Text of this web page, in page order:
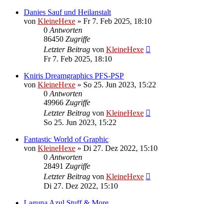
Danies Sauf und Heilanstalt
von KleineHexe » Fr 7. Feb 2025, 18:10
0 Antworten
86450 Zugriffe
Letzter Beitrag von KleineHexe
Fr 7. Feb 2025, 18:10
Kniris Dreamgraphics PFS-PSP
von KleineHexe » So 25. Jun 2023, 15:22
0 Antworten
49966 Zugriffe
Letzter Beitrag von KleineHexe
So 25. Jun 2023, 15:22
Fantastic World of Graphic
von KleineHexe » Di 27. Dez 2022, 15:10
0 Antworten
28491 Zugriffe
Letzter Beitrag von KleineHexe
Di 27. Dez 2022, 15:10